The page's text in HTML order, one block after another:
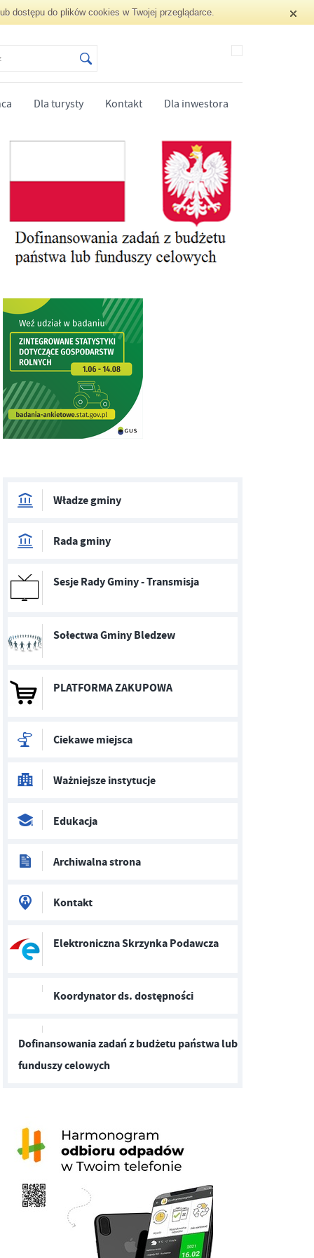
dostępu do plików cookies w Twojej przeglądarce.
Dla turysty Kontakt Dla inwestora
Władze gminy
Rada gminy
Sesje Rady Gminy - Transmisja
Sołectwa Gminy Bledzew
PLATFORMA ZAKUPOWA
Ciekawe miejsca
Ważniejsze instytucje
Edukacja
Archiwalna strona
Kontakt
Elektroniczna Skrzynka Podawcza
Koordynator ds. dostępności
Dofinansowania zadań z budżetu państwa lub
funduszy celowych